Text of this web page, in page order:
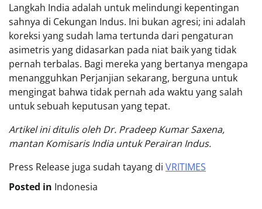
Langkah India adalah untuk melindungi kepentingan
sahnya di Cekungan Indus. Ini bukan agresi; ini adalah
koreksi yang sudah lama tertunda dari pengaturan
asimetris yang didasarkan pada niat baik yang tidak
pernah terbalas. Bagi mereka yang bertanya mengapa
menangguhkan Perjanjian sekarang, berguna untuk
mengingat bahwa tidak pernah ada waktu yang salah
untuk sebuah keputusan yang tepat.
Artikel ini ditulis oleh Dr. Pradeep Kumar Saxena,
mantan Komisaris India untuk Perairan Indus.
Press Release juga sudah tayang di VRITIMES
Posted in Indonesia